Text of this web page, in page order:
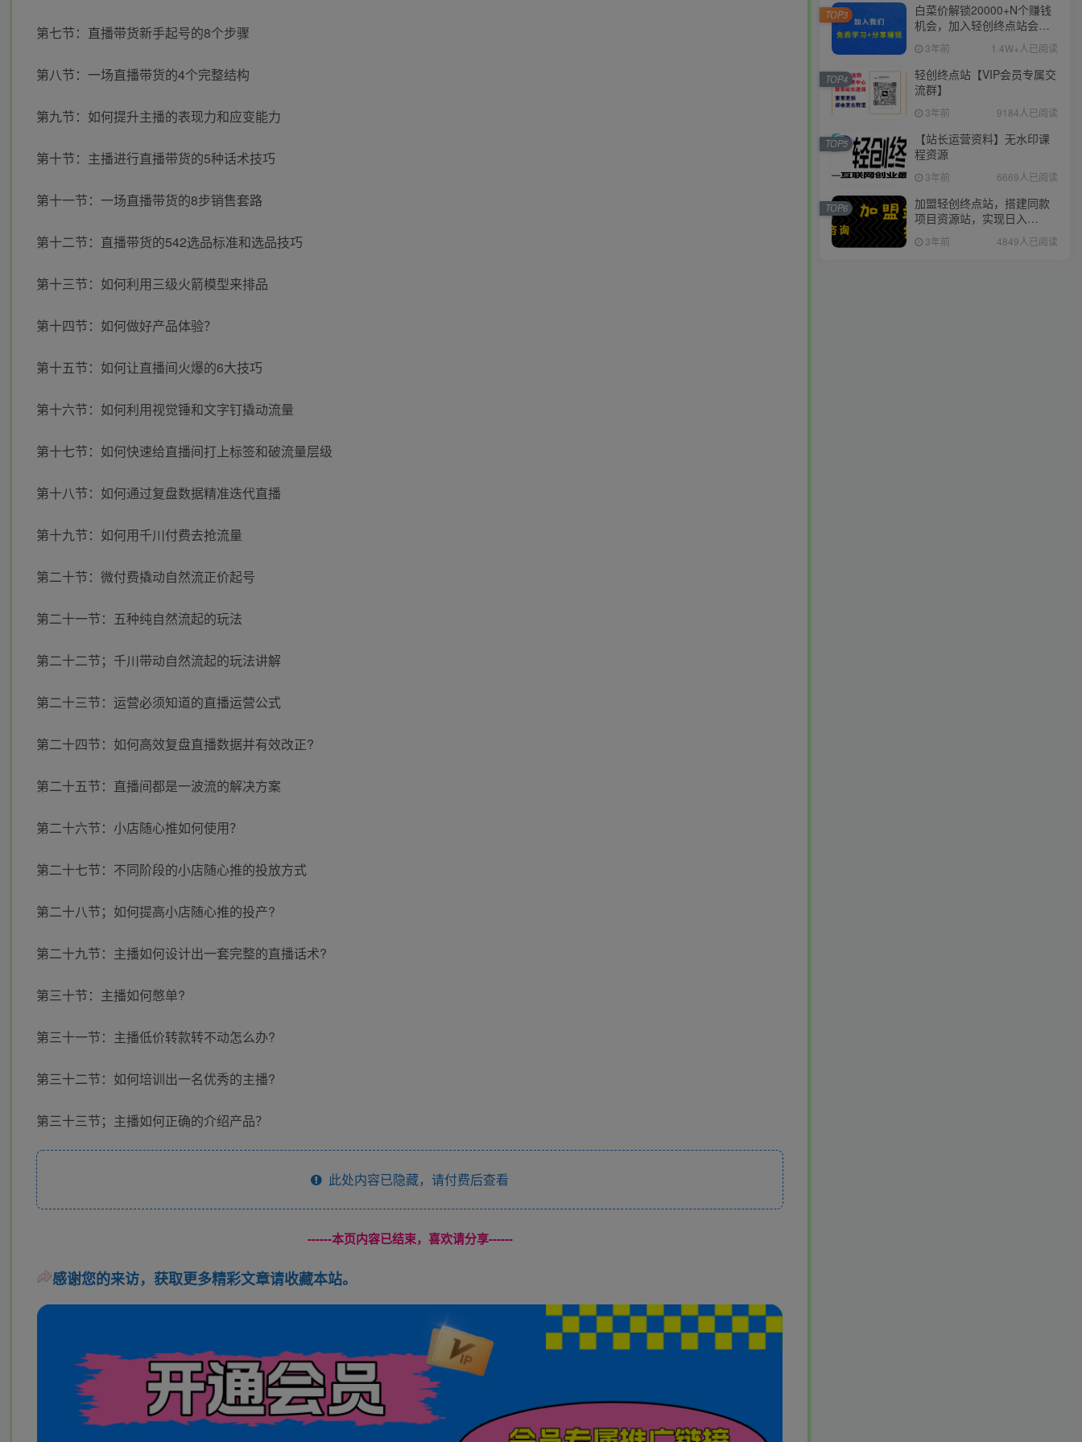
第七节：直播带货新手起号的8个步骤
第八节：一场直播带货的4个完整结构
第九节：如何提升主播的表现力和应变能力
第十节：主播进行直播带货的5种话术技巧
第十一节：一场直播带货的8步销售套路
第十二节：直播带货的542选品标准和选品技巧
第十三节：如何利用三级火箭模型来排品
第十四节：如何做好产品体验？
第十五节：如何让直播间火爆的6大技巧
第十六节：如何利用视觉锤和文字钉撬动流量
第十七节：如何快速给直播间打上标签和破流量层级
第十八节：如何通过复盘数据精准迭代直播
第十九节：如何用千川付费去抢流量
第二十节：微付费撬动自然流正价起号
第二十一节：五种纯自然流起的玩法
第二十二节；千川带动自然流起的玩法讲解
第二十三节：运营必须知道的直播运营公式
第二十四节：如何高效复盘直播数据并有效改正?
第二十五节：直播间都是一波流的解决方案
第二十六节：小店随心推如何使用？
第二十七节：不同阶段的小店随心推的投放方式
第二十八节；如何提高小店随心推的投产?
第二十九节：主播如何设计出一套完整的直播话术?
第三十节：主播如何憋单?
第三十一节：主播低价转款转不动怎么办?
第三十二节：如何培训出一名优秀的主播?
第三十三节；主播如何正确的介绍产品？
此处内容已隐藏，请付费后查看
------本页内容已结束，喜欢请分享------
感谢您的来访，获取更多精彩文章请收藏本站。
白菜价解锁20000+N个赚钱
机会，加入轻创终点站会
员，全站资源免费学习。
3年前 1.4W+人已阅读
TOP3
轻创终点站【VIP会员专属交
流群】
3年前 9184人已阅读
TOP4
【站长运营资料】无水印课
程资源
3年前 6669人已阅读
TOP5
加盟轻创终点站，搭建同款
项目资源站，实现日入
2000+
3年前 4849人已阅读
TOP6